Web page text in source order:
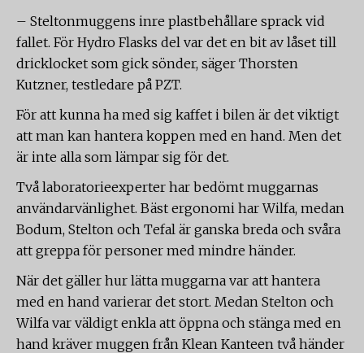
– Steltonmuggens inre plastbehållare sprack vid
fallet. För Hydro Flasks del var det en bit av låset till
dricklocket som gick sönder, säger Thorsten
Kutzner, testledare på PZT.
För att kunna ha med sig kaffet i bilen är det viktigt
att man kan hantera koppen med en hand. Men det
är inte alla som lämpar sig för det.
Två laboratorieexperter har bedömt muggarnas
användarvänlighet. Bäst ergonomi har Wilfa, medan
Bodum, Stelton och Tefal är ganska breda och svåra
att greppa för personer med mindre händer.
När det gäller hur lätta muggarna var att hantera
med en hand varierar det stort. Medan Stelton och
Wilfa var väldigt enkla att öppna och stänga med en
hand kräver muggen från Klean Kanteen två händer